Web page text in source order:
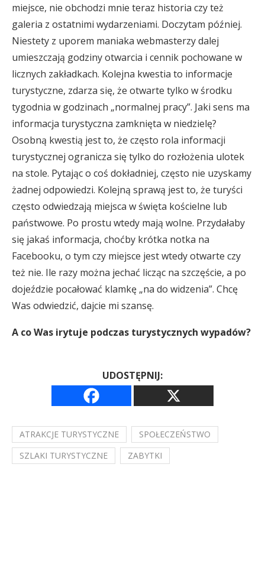
miejsce, nie obchodzi mnie teraz historia czy też
galeria z ostatnimi wydarzeniami. Doczytam później.
Niestety z uporem maniaka webmasterzy dalej
umieszczają godziny otwarcia i cennik pochowane w
licznych zakładkach. Kolejna kwestia to informacje
turystyczne, zdarza się, że otwarte tylko w środku
tygodnia w godzinach „normalnej pracy”. Jaki sens ma
informacja turystyczna zamknięta w niedzielę?
Osobną kwestią jest to, że często rola informacji
turystycznej ogranicza się tylko do rozłożenia ulotek
na stole. Pytając o coś dokładniej, często nie uzyskamy
żadnej odpowiedzi. Kolejną sprawą jest to, że turyści
często odwiedzają miejsca w święta kościelne lub
państwowe. Po prostu wtedy mają wolne. Przydałaby
się jakaś informacja, choćby krótka notka na
Facebooku, o tym czy miejsce jest wtedy otwarte czy
też nie. Ile razy można jechać licząc na szczęście, a po
dojeździe pocałować klamkę „na do widzenia”. Chcę
Was odwiedzić, dajcie mi szansę.
A co Was irytuje podczas turystycznych wypadów?
UDOSTĘPNIJ:
ATRAKCJE TURYSTYCZNE
SPOŁECZEŃSTWO
SZLAKI TURYSTYCZNE
ZABYTKI